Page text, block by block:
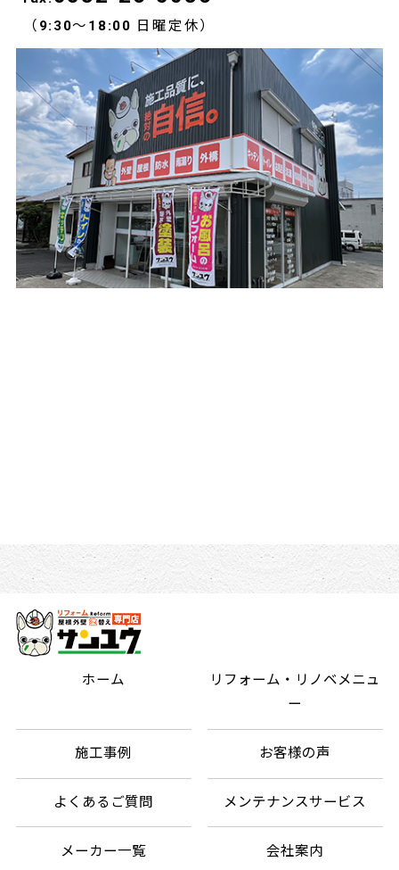
（9:30～18:00 日曜定休）
ホーム
リフォーム・リノベメニュ
ー
施工事例 お客様の声
よくあるご質問 メンテナンスサービス
メーカー一覧 会社案内